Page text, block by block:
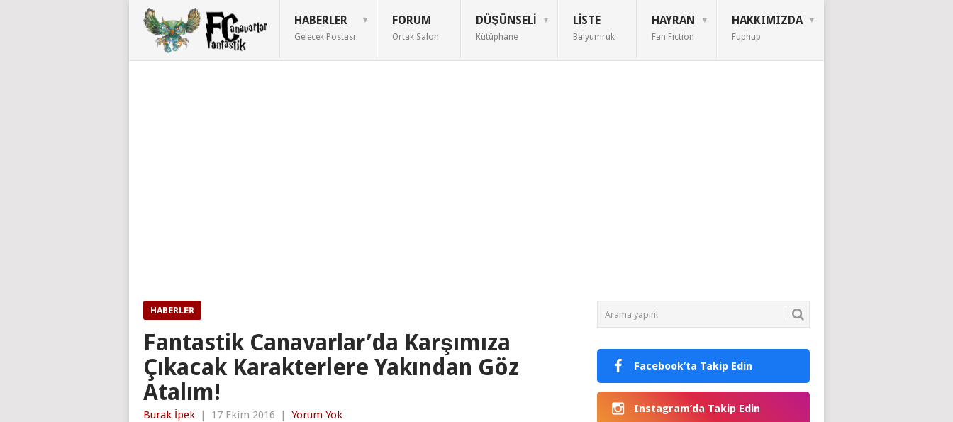
HABERLER
Gelecek Postası
FORUM
Ortak Salon
DÜŞÜNSELI
Kütüphane
LISTE
Balyumruk
HAYRAN
Fan Fiction
HAKKIMIZDA
Fuphup
HABERLER
Fantastik Canavarlar’da Karşımıza
Çıkacak Karakterlere Yakından Göz
Atalım!
Burak İpek | 17 Ekim 2016 | Yorum Yok
Facebook’ta Takip Edin
Instagram’da Takip Edin